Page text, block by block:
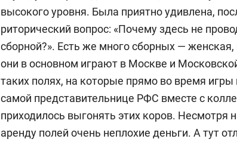
высокого уровня. Была приятно удивлена,
риторический вопрос: «Почему здесь не
сборной?». Есть же много сборных —
они в основном играют в Москве и
таких полях, на которые прямо во время
самой представительнице РФС вместе с
приходилось выгонять этих коров. Несмотря
аренду полей очень неплохие деньги. А тут